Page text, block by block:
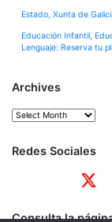
Estado, Xunta de
Educación Infantil,
Lenguaje: Reserva tu
Archives
Archives
Redes Sociales
Consulta la